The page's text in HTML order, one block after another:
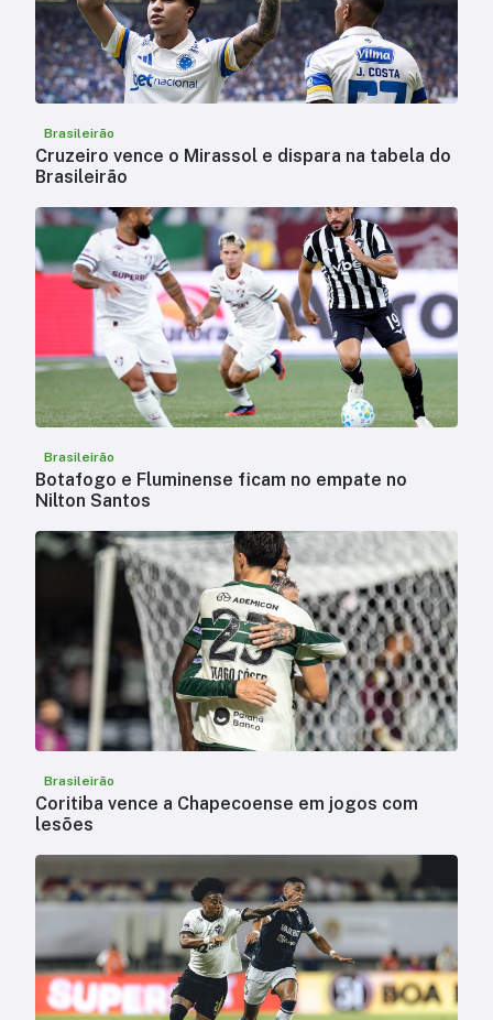
Brasileirão
Cruzeiro vence o Mirassol e dispara na tabela do
Brasileirão
Brasileirão
Botafogo e Fluminense ficam no empate no
Nilton Santos
Brasileirão
Coritiba vence a Chapecoense em jogos com
lesões